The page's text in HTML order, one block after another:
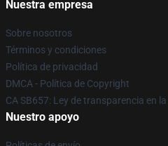
Nuestra empresa
Sobre nosotros
Términos y condiciones
Política de privacidad
DMCA - Política de Copyright
CA SB657: Ley de transparencia en
Nuestro apoyo